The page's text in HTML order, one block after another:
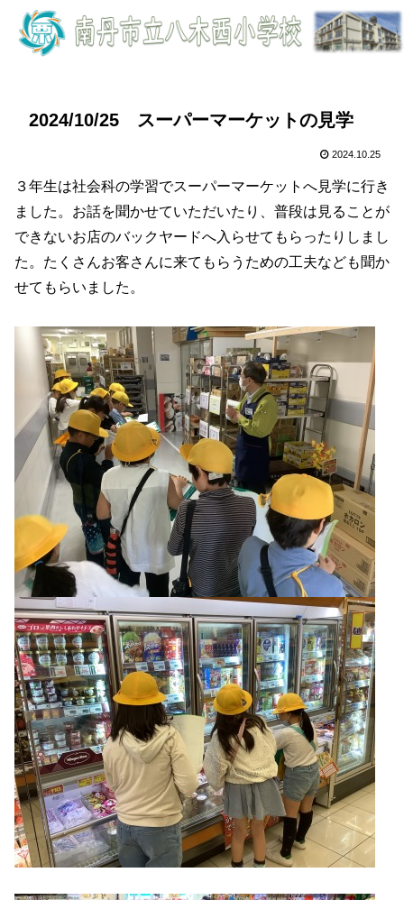
2024/10/25 スーパーマーケットの見学
2024.10.25
３年生は社会科の学習でスーパーマーケットへ見学に行き
ました。お話を聞かせていただいたり、普段は見ることが
できないお店のバックヤードへ入らせてもらったりしまし
た。たくさんお客さんに来てもらうための工夫なども聞か
せてもらいました。